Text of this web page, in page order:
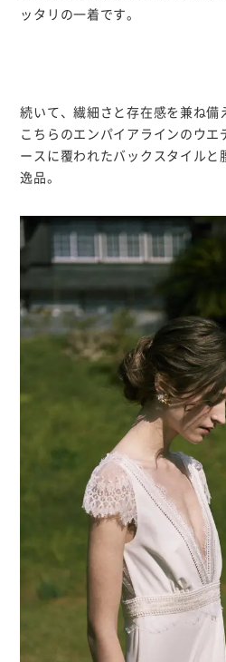
ッタリの一着です。
続いて、繊細さと存在感を兼ね備
こちらのエンパイアラインのウエ
ースに覆われたバックスタイルと
逸品。